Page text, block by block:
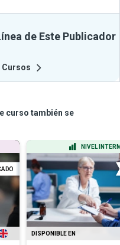
de Este Publicador
curso también se
NIVEL
DISPONIBLE EN